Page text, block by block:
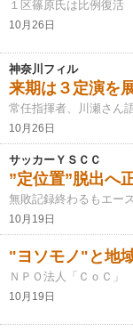
１区篠原氏は比例復活
10月26日
神奈川フィル
来期は３定演を
常任指揮者、川瀬さん
10月26日
サッカーＹＳＣＣ
”定位置”脱出へ
無敗記録終わるもエー
10月19日
"ヨソモノ"と地
ＮＰＯ法人「ＣｏＣ」
10月19日